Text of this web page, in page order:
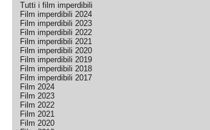
Tutti i film imperdibili
Film imperdibili 2024
Film imperdibili 2023
Film imperdibili 2022
Film imperdibili 2021
Film imperdibili 2020
Film imperdibili 2019
Film imperdibili 2018
Film imperdibili 2017
Film 2024
Film 2023
Film 2022
Film 2021
Film 2020